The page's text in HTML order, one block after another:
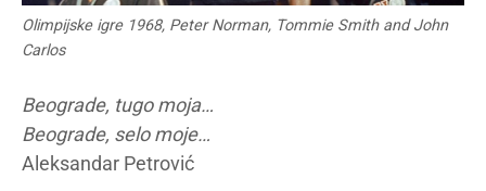
Olimpijske igre 1968, Peter Norman, Tommie Smith and John
Carlos
Beograde, tugo moja…
Beograde, selo moje…
Aleksandar Petrović